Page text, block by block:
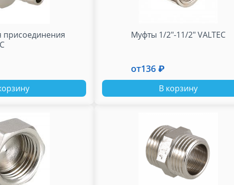
присоединения
Муфты 1/2"-11/2" VALTEC
от136 ₽
В корзину